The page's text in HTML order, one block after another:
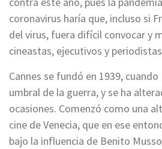
coronavirus haría que, incluso si
del virus, fuera difícil convocar y
cineastas, ejecutivos y
Cannes se fundó en 1939,
umbral de la guerra, y se ha
ocasiones. Comenzó como una
cine de Venecia, que en ese
bajo la influencia de Benito